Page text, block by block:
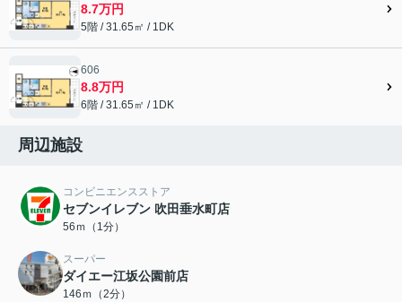
8.7万円
5階 / 31.65㎡ / 1DK
606
8.8万円
6階 / 31.65㎡ / 1DK
周辺施設
コンビニエンスストア
セブンイレブン 吹田垂水町店
56ｍ（1分）
スーパー
ダイエー江坂公園前店
146ｍ（2分）